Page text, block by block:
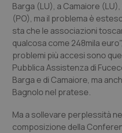
Sardegna
Sicilia
Toscana
Umbria
Valle D’Aosta
Malattia di Crohn &
Neuroscienze &
Obesità
Oftalmologia
Oncodermatologia
Barga (LU), a Camaiore
(PO), ma il problema è
sta che le associazioni
qualcosa come 248mila
problemi più accesi sono
Pubblica Assistenza di
Barga e di Camaiore, ma
Bagnolo nel pratese.
Ma a sollevare perplessità
composizione della